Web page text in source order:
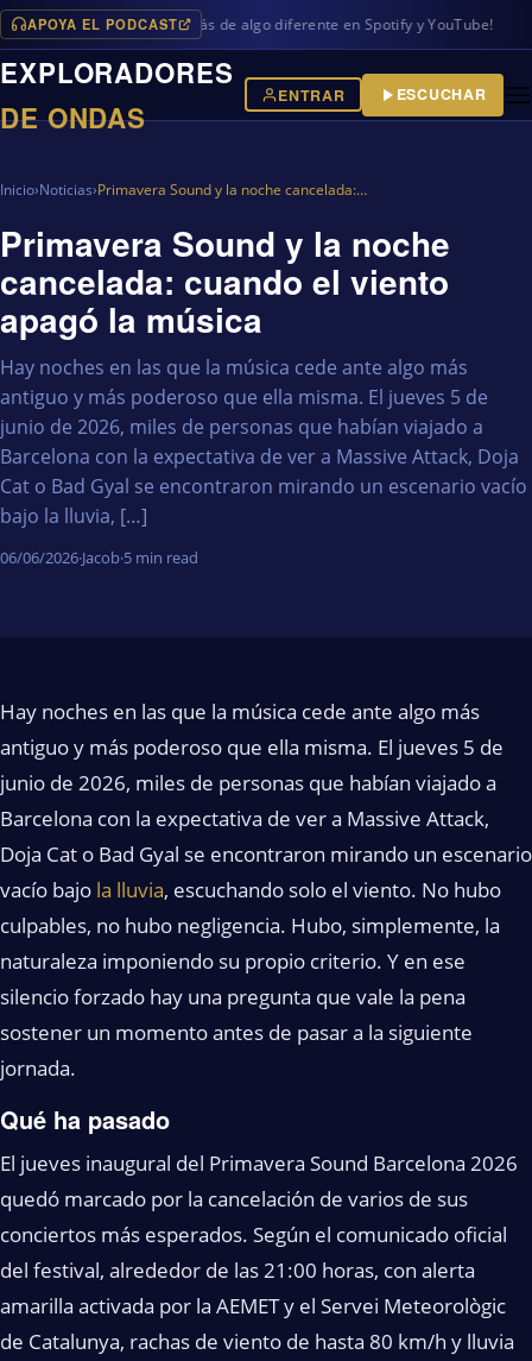
APOYA EL PODCAST
en iVoox, además de algo diferente en Spotify y YouTube!
EXPLORADORES
DE ONDAS
ENTRAR ESCUCHAR
Inicio›Noticias›Primavera Sound y la noche cancelada:…
Primavera Sound y la noche
cancelada: cuando el viento
apagó la música
Hay noches en las que la música cede ante algo más
antiguo y más poderoso que ella misma. El jueves 5 de
junio de 2026, miles de personas que habían viajado a
Barcelona con la expectativa de ver a Massive Attack, Doja
Cat o Bad Gyal se encontraron mirando un escenario vacío
bajo la lluvia, […]
06/06/2026·Jacob·5 min read
Hay noches en las que la música cede ante algo más
antiguo y más poderoso que ella misma. El jueves 5 de
junio de 2026, miles de personas que habían viajado a
Barcelona con la expectativa de ver a Massive Attack,
Doja Cat o Bad Gyal se encontraron mirando un escenario
vacío bajo la lluvia, escuchando solo el viento. No hubo
culpables, no hubo negligencia. Hubo, simplemente, la
naturaleza imponiendo su propio criterio. Y en ese
silencio forzado hay una pregunta que vale la pena
sostener un momento antes de pasar a la siguiente
jornada.
Qué ha pasado
El jueves inaugural del Primavera Sound Barcelona 2026
quedó marcado por la cancelación de varios de sus
conciertos más esperados. Según el comunicado oficial
del festival, alrededor de las 21:00 horas, con alerta
amarilla activada por la AEMET y el Servei Meteorològic
de Catalunya, rachas de viento de hasta 80 km/h y lluvia